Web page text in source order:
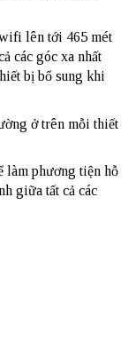
lên tới 465 mét
các góc xa nhất
bị bổ sung khi
ở trên mỗi thiết
làm phương tiện hỗ
giữa tất cả các